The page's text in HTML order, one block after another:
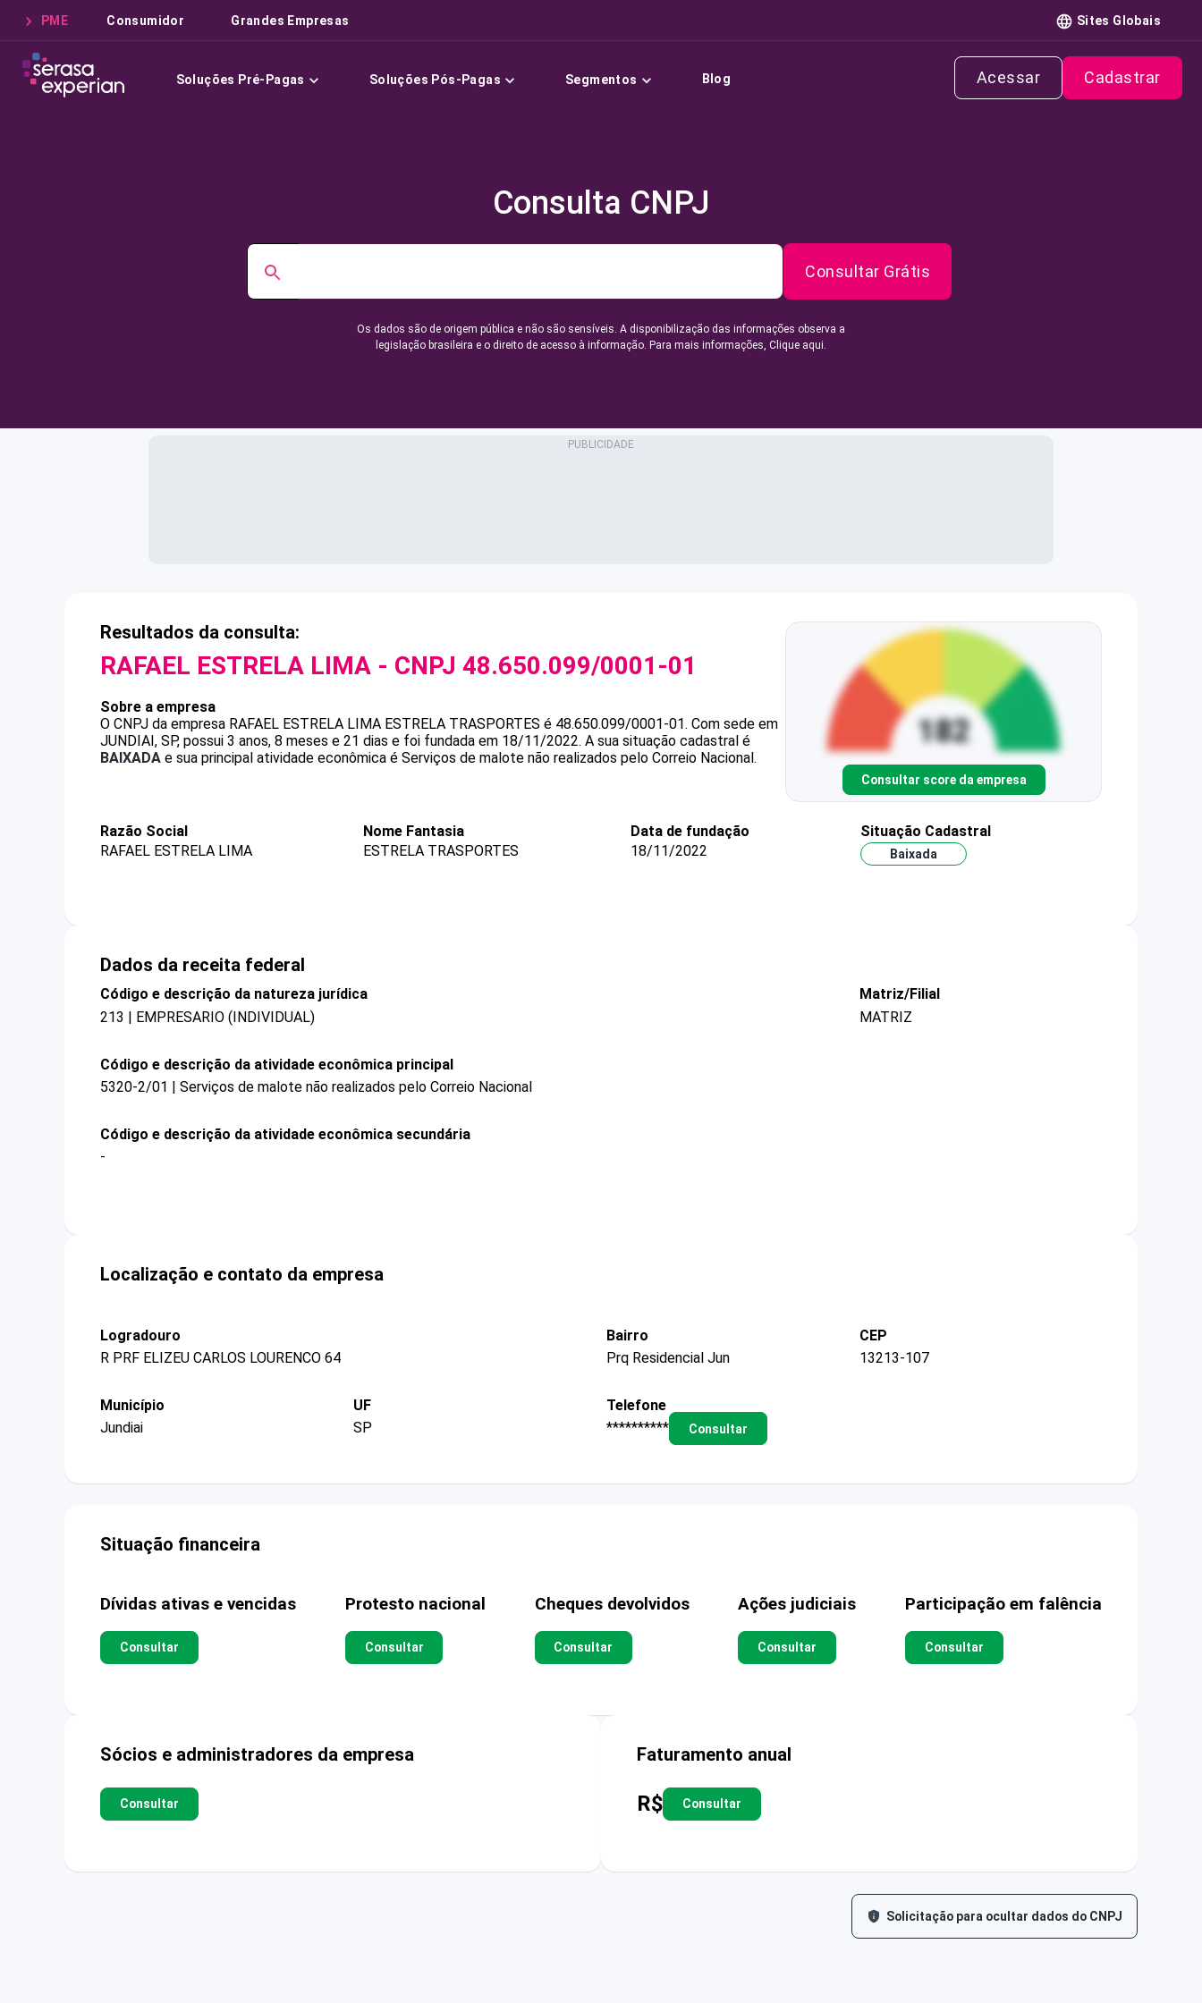
PME Consumidor Grandes Empresas Sites Globais
Soluções Pré-Pagas Soluções Pós-Pagas Segmentos Blog Acessar Cadastrar
Consulta CNPJ
Consultar Grátis
Os dados são de origem pública e não são sensíveis. A disponibilização das informações observa a
legislação brasileira e o direito de acesso à informação. Para mais informações, Clique aqui.
Resultados da consulta:
RAFAEL ESTRELA LIMA - CNPJ 48.650.099/0001-01
Sobre a empresa
O CNPJ da empresa RAFAEL ESTRELA LIMA ESTRELA TRASPORTES é 48.650.099/0001-01. Com sede em
JUNDIAI, SP, possui 3 anos, 8 meses e 21 dias e foi fundada em 18/11/2022. A sua situação cadastral é
BAIXADA e sua principal atividade econômica é Serviços de malote não realizados pelo Correio Nacional.
Consultar score da empresa
Razão Social
RAFAEL ESTRELA LIMA
Nome Fantasia
ESTRELA TRASPORTES
Data de fundação
18/11/2022
Situação Cadastral
Baixada
Dados da receita federal
Código e descrição da natureza jurídica
213 | EMPRESARIO (INDIVIDUAL)
Matriz/Filial
MATRIZ
Código e descrição da atividade econômica principal
5320-2/01 | Serviços de malote não realizados pelo Correio Nacional
Código e descrição da atividade econômica secundária
-
Localização e contato da empresa
Logradouro
R PRF ELIZEU CARLOS LOURENCO 64
Bairro
Prq Residencial Jun
CEP
13213-107
Município
Jundiai
UF
SP
Telefone
**********
Consultar
Situação financeira
Dívidas ativas e vencidas
Consultar
Protesto nacional
Consultar
Cheques devolvidos
Consultar
Ações judiciais
Consultar
Participação em falência
Consultar
Sócios e administradores da empresa
Consultar
Faturamento anual
R$ Consultar
Solicitação para ocultar dados do CNPJ